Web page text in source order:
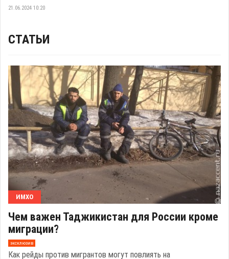
21.06.2024 10:20
СТАТЬИ
ИМХО
Чем важен Таджикистан для России кроме
миграции?
эксклюзив
Как рейды против мигрантов могут повлиять на